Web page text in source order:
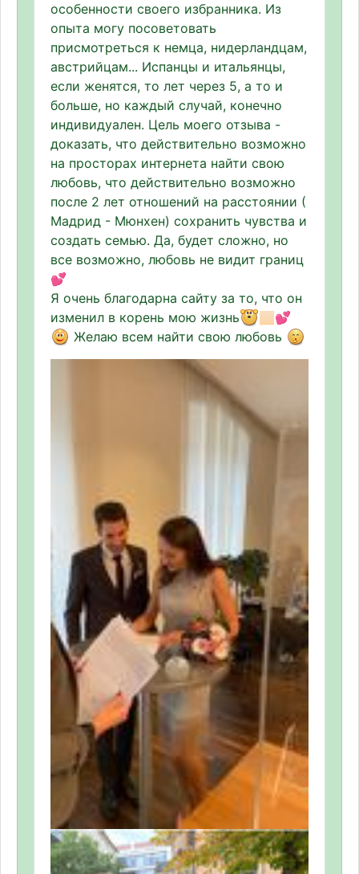
особенности своего избранника. Из
опыта могу посоветовать
присмотреться к немца, нидерландцам,
австрийцам... Испанцы и итальянцы,
если женятся, то лет через 5, а то и
больше, но каждый случай, конечно
индивидуален. Цель моего отзыва -
доказать, что действительно возможно
на просторах интернета найти свою
любовь, что действительно возможно
после 2 лет отношений на расстоянии (
Мадрид - Мюнхен) сохранить чувства и
создать семью. Да, будет сложно, но
все возможно, любовь не видит границ
💕
Я очень благодарна сайту за то, что он
изменил в корень мою жизнь
🏻💕
Желаю всем найти свою любовь